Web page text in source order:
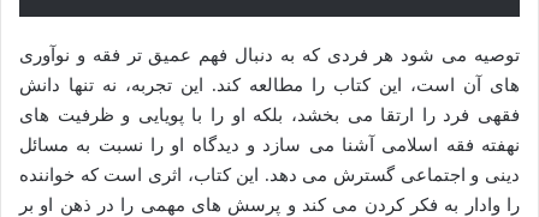
توصیه می شود هر فردی که به دنبال فهم عمیق تر فقه و نوآوری
های آن است، این کتاب را مطالعه کند. این تجربه، نه تنها دانش
فقهی فرد را ارتقا می بخشد، بلکه او را با پویایی و ظرفیت های
نهفته فقه اسلامی آشنا می سازد و دیدگاه او را نسبت به مسائل
دینی و اجتماعی گسترش می دهد. این کتاب، اثری است که خواننده
را وادار به فکر کردن می کند و پرسش های مهمی را در ذهن او بر